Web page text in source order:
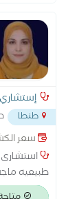
خدماته
المراهقة،
طنطا
سعر
استشارى
طبيعيه
الاطفال